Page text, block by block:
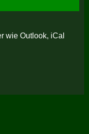
wie Outlook, iCal